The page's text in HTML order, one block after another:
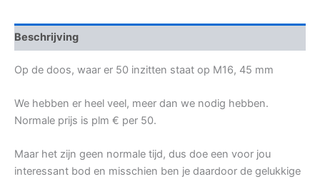
Beschrijving
Op de doos, waar er 50 inzitten staat op M16, 45 mm
We hebben er heel veel, meer dan we nodig hebben.
Normale prijs is plm € per 50.
Maar het zijn geen normale tijd, dus doe een voor jou
interessant bod en misschien ben je daardoor de gelukkige